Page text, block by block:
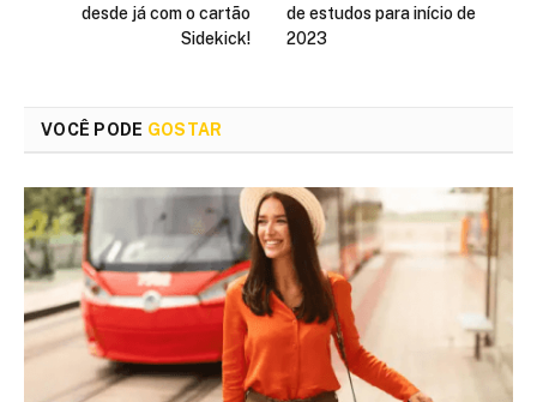
desde já com o cartão
Sidekick!
de estudos para início de
2023
VOCÊ PODE GOSTAR